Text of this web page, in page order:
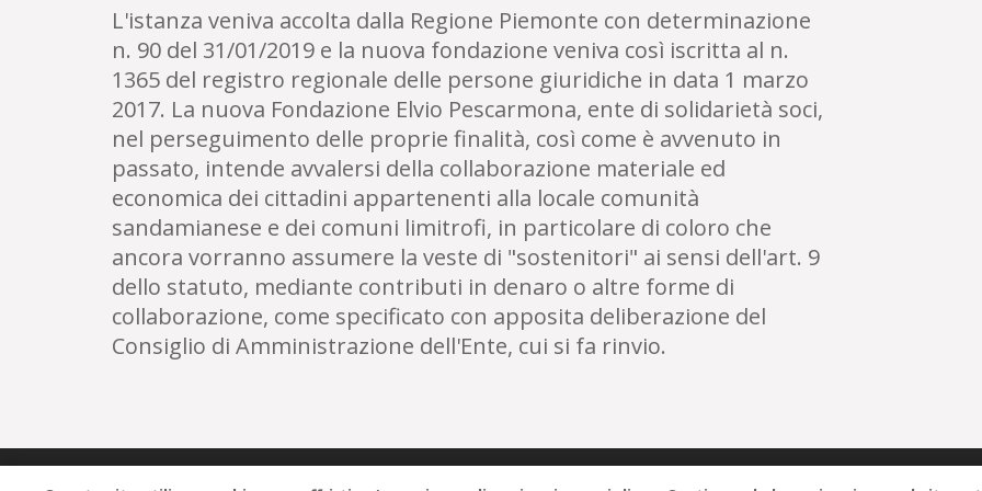
L'istanza veniva accolta dalla Regione Piemonte con determinazione
n. 90 del 31/01/2019 e la nuova fondazione veniva così iscritta al n.
1365 del registro regionale delle persone giuridiche in data 1 marzo
2017. La nuova Fondazione Elvio Pescarmona, ente di solidarietà soci,
nel perseguimento delle proprie finalità, così come è avvenuto in
passato, intende avvalersi della collaborazione materiale ed
economica dei cittadini appartenenti alla locale comunità
sandamianese e dei comuni limitrofi, in particolare di coloro che
ancora vorranno assumere la veste di "sostenitori" ai sensi dell'art. 9
dello statuto, mediante contributi in denaro o altre forme di
collaborazione, come specificato con apposita deliberazione del
Consiglio di Amministrazione dell'Ente, cui si fa rinvio.
Fondazione Elvio Pescarmona, Ente di Solidarietà Sociale - San Damiano d'Asti - Piazza IV novembre – 14015 – San Damiano d’Asti